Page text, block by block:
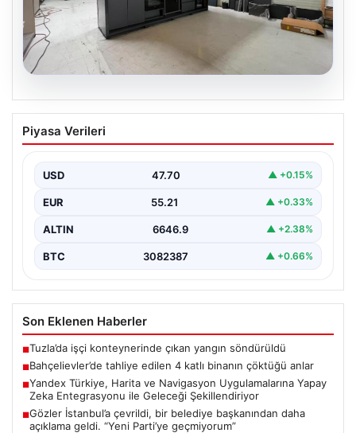
Bahçe Mutfakları ve Prestijli Yaşam
Alanları
sürdürmektedir. Özellikle lüks konutlarda bulunan
kullanıcılar, bahçe…
Piyasa Verileri
USD 47.70 ▲ +0.15%
EUR 55.21 ▲ +0.33%
ALTIN 6646.9 ▲ +2.38%
BTC 3082387 ▲ +0.66%
Son Eklenen Haberler
■Tuzla’da işçi konteynerinde çıkan yangın söndürüldü
■Bahçelievler’de tahliye edilen 4 katlı binanın çöktüğü anlar
■Yandex Türkiye, Harita ve Navigasyon Uygulamalarına Yapay
Zeka Entegrasyonu ile Geleceği Şekillendiriyor
■Gözler İstanbul’a çevrildi, bir belediye başkanından daha
açıklama geldi. “Yeni Parti’ye geçmiyorum”